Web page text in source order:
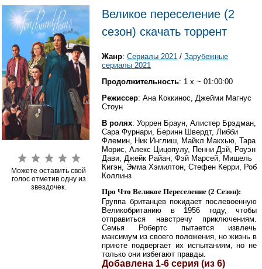
Можете оставить свой
голос отметив одну из
звездочек.
Великое переселение (2
сезон) скачать торрент
Жанр:Сериалы 2021 /Зарубежные
сериалы 2021
Продолжительность: 1 x ~ 01:00:00
Режиссер: Ана Коккинос, Джейми Магнус
Стоун
В ролях: Уоррен Браун, Алистер Брэдман,
Сара Фурнари, Беринн Швердт, Либби
Флемин, Ник Инглиш, Майкл Макхью, Тара
Морис, Алекс Цицопулу, Пенни Дэй, Роуэн
Дави, Джейк Райан, Фэй Марсей, Мишель
Кигэн, Эмма Хэмилтон, Стефен Керри, Роб
Коллинз
Про Что Великое Переселение (2 Сезон):
Группа британцев покидает послевоенную
Великобританию в 1956 году, чтобы
отправиться навстречу приключениям.
Семья Робертс пытается извлечь
максимум из своего положения, но жизнь в
приюте подвергает их испытаниям, но не
только они избегают правды.
Добавлена 1-6 серия (из 6)